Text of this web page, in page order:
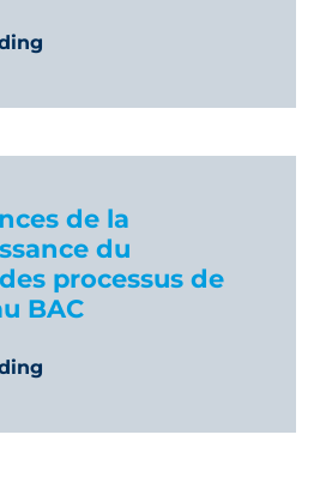
de la
du
processus de
BAC